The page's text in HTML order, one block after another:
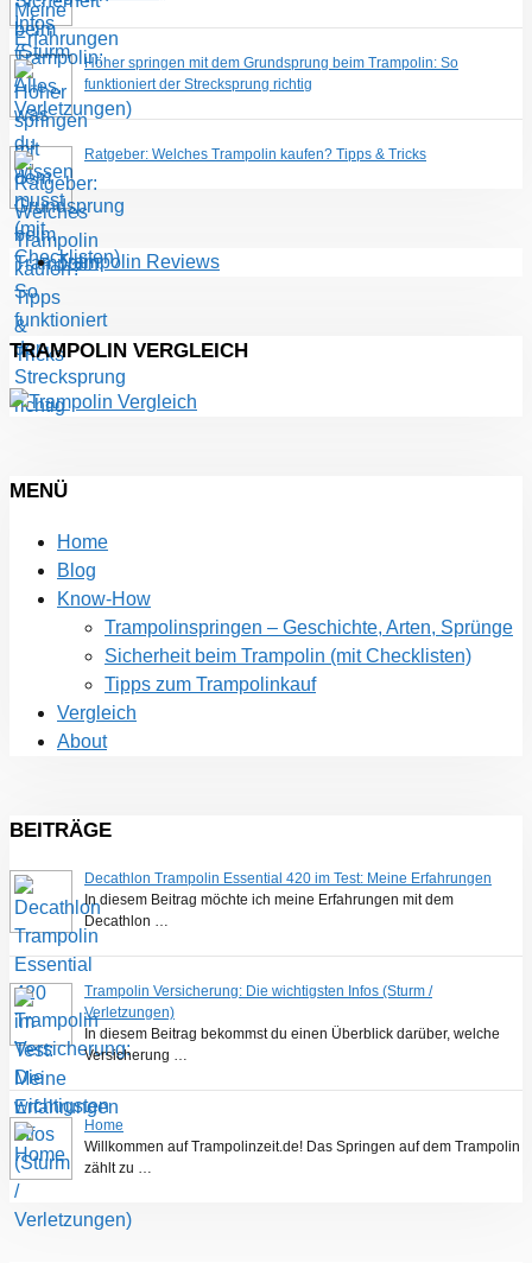
Höher springen mit dem Grundsprung beim Trampolin: So
funktioniert der Strecksprung richtig
Ratgeber: Welches Trampolin kaufen? Tipps & Tricks
Trampolin Reviews
TRAMPOLIN VERGLEICH
MENÜ
Home
Blog
Know-How
Trampolinspringen – Geschichte, Arten, Sprünge
Sicherheit beim Trampolin (mit Checklisten)
Tipps zum Trampolinkauf
Vergleich
About
BEITRÄGE
Decathlon Trampolin Essential 420 im Test: Meine Erfahrungen
In diesem Beitrag möchte ich meine Erfahrungen mit dem
Decathlon …
Trampolin Versicherung: Die wichtigsten Infos (Sturm /
Verletzungen)
In diesem Beitrag bekommst du einen Überblick darüber, welche
Versicherung …
Home
Willkommen auf Trampolinzeit.de! Das Springen auf dem Trampolin
zählt zu …